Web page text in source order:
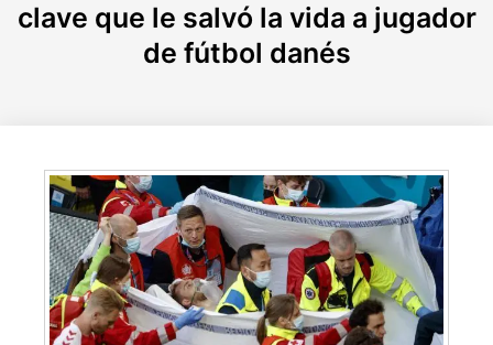
clave que le salvó la vida a jugador
de fútbol danés